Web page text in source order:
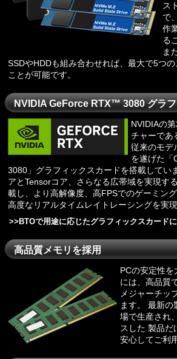
ス
で
作
る
ま
SSDやHDDも組み合わせれば、最大で5つ
ことが可能です。
NVIDIA GeForce RTX™ 3080 グラ
NVIDIAの
チャーであ
従来のモデ
を遂げた
3080」グラフィックスカードを搭載してい
アとTensorコア、さらなる広帯域を実現す
載し、より高解像度、高FPSでのゲーミン
高度なリアルタイムレイトレーシングを実
>> BTOで用途に応じたグラフィックスカード
高品質メモリを採用
PCの安定性を
には、高品質
メジャーチッ
ます。 最新の
場で生産され
スした 製品だ
安心してご利